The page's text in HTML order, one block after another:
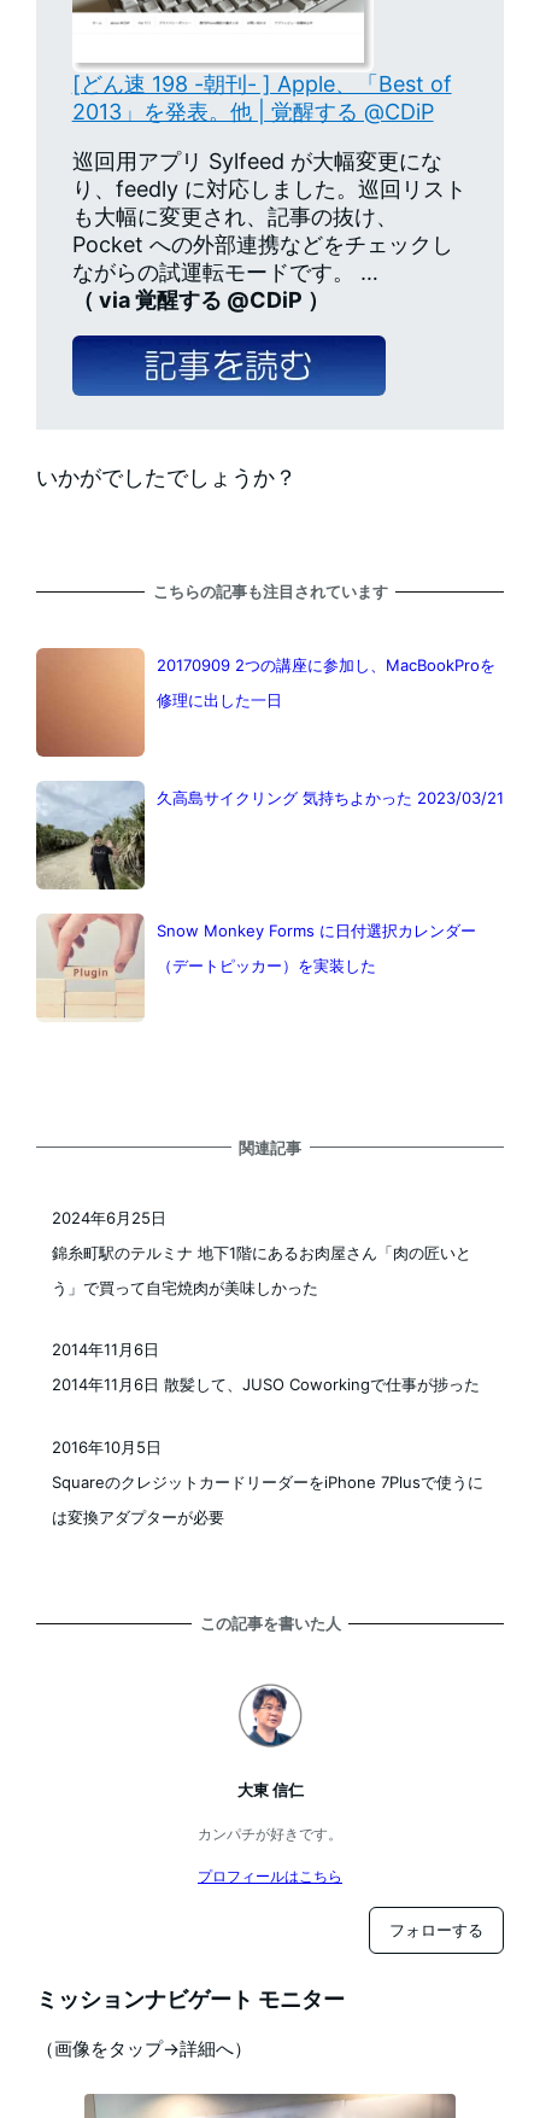
[どん速 198 -朝刊- ] Apple、「Best of
2013」を発表。他 | 覚醒する @CDiP
巡回用アプリ Sylfeed が大幅変更にな
り、feedly に対応しました。巡回リスト
も大幅に変更され、記事の抜け、
Pocket への外部連携などをチェックし
ながらの試運転モードです。 …
（ via 覚醒する @CDiP ）
いかがでしたでしょうか？
こちらの記事も注目されています
20170909 2つの講座に参加し、MacBookProを
修理に出した一日
久高島サイクリング 気持ちよかった 2023/03/21
Snow Monkey Forms に日付選択カレンダー
（デートピッカー）を実装した
関連記事
錦糸町駅のテルミナ 地下1階にあるお肉屋さん「肉の匠いと
う」で買って自宅焼肉が美味しかった
2024年6月25日
2014年11月6日 散髪して、JUSO Coworkingで仕事が捗った
2014年11月6日
SquareのクレジットカードリーダーをiPhone 7Plusで使うに
は変換アダプターが必要
2016年10月5日
この記事を書いた人
大東 信仁
カンパチが好きです。
プロフィールはこちら
フォローする
ミッションナビゲート モニター
（画像をタップ→詳細へ）